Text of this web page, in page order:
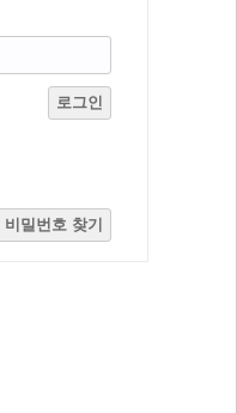
로그인
비밀번호 찾기